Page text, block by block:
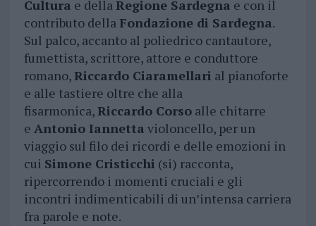
Cultura e dellaRegione Sardegna e con il
contributo della Fondazione di Sardegna.
Sul palco, accanto al poliedrico cantautore,
fumettista, scrittore, attore e conduttore
romano,Riccardo Ciaramellari al pianoforte
e alle tastiere oltre che alla
fisarmonica,Riccardo Corsoalle chitarre
e Antonio Iannetta violoncello, per un
viaggio sul filo dei ricordi e delle emozioni in
cui Simone Cristicchi (si) racconta,
ripercorrendo i momenti cruciali e gli
incontri indimenticabili di un’intensa carriera
fra parole e note.